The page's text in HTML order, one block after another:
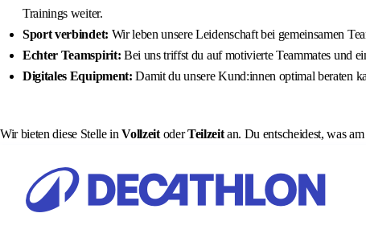
Trainings weiter.
Sport verbindet: Wir leben unsere Leidenschaft bei gemeinsamen
Echter Teamspirit: Bei uns triffst du auf motivierte Teammates und
Digitales Equipment:Damit du unsere Kund:innen optimal beraten
Wir bieten diese Stelle inVollzeitoderTeilzeitan. Du entscheidest, was